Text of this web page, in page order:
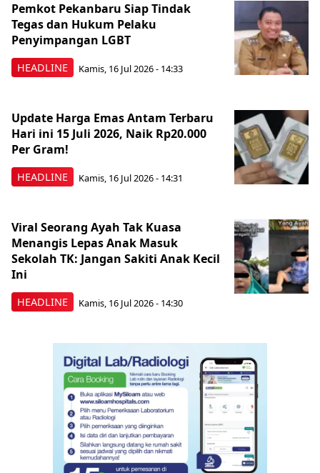
HEADLINE
Pemkot Pekanbaru Siap Tindak
Tegas dan Hukum Pelaku
Penyimpangan LGBT
Kamis, 16 Jul 2026 - 14:33
HEADLINE
Update Harga Emas Antam Terbaru
Hari ini 15 Juli 2026, Naik Rp20.000
Per Gram!
Kamis, 16 Jul 2026 - 14:31
HEADLINE
Viral Seorang Ayah Tak Kuasa
Menangis Lepas Anak Masuk
Sekolah TK: Jangan Sakiti Anak Kecil
Ini
Kamis, 16 Jul 2026 - 14:30